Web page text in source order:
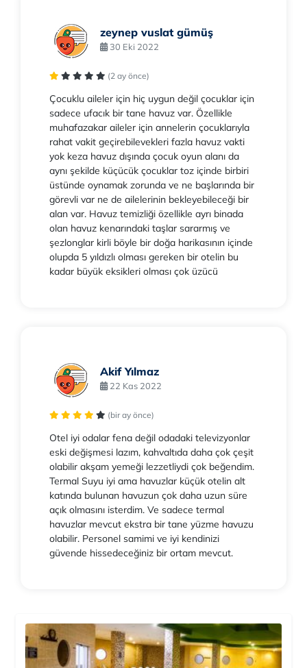
zeynep vuslat gümüş
30 Eki 2022
(2 ay önce)
Çocuklu aileler için hiç uygun değil çocuklar için
sadece ufacık bir tane havuz var. Özellikle
muhafazakar aileler için annelerin çocuklarıyla
rahat vakit geçirebilevekleri fazla havuz vakti
yok keza havuz dışında çocuk oyun alanı da
aynı şekilde küçücük çocuklar toz içinde birbiri
üstünde oynamak zorunda ve ne başlarında bir
görevli var ne de ailelerinin bekleyebileceği bir
alan var. Havuz temizliği özellikle ayrı binada
olan havuz kenarındaki taşlar sararmış ve
şezlonglar kirli böyle bir doğa harikasının içinde
olupda 5 yıldızlı olması gereken bir otelin bu
kadar büyük eksikleri olması çok üzücü
Akif Yılmaz
22 Kas 2022
(bir ay önce)
Otel iyi odalar fena değil odadaki televizyonlar
eski değişmesi lazım, kahvaltıda daha çok çeşit
olabilir akşam yemeği lezzetliydi çok beğendim.
Termal Suyu iyi ama havuzlar küçük otelin alt
katında bulunan havuzun çok daha uzun süre
açık olmasını isterdim. Ve sadece termal
havuzlar mevcut ekstra bir tane yüzme havuzu
olabilir. Personel samimi ve iyi kendinizi
güvende hissedeceğiniz bir ortam mevcut.